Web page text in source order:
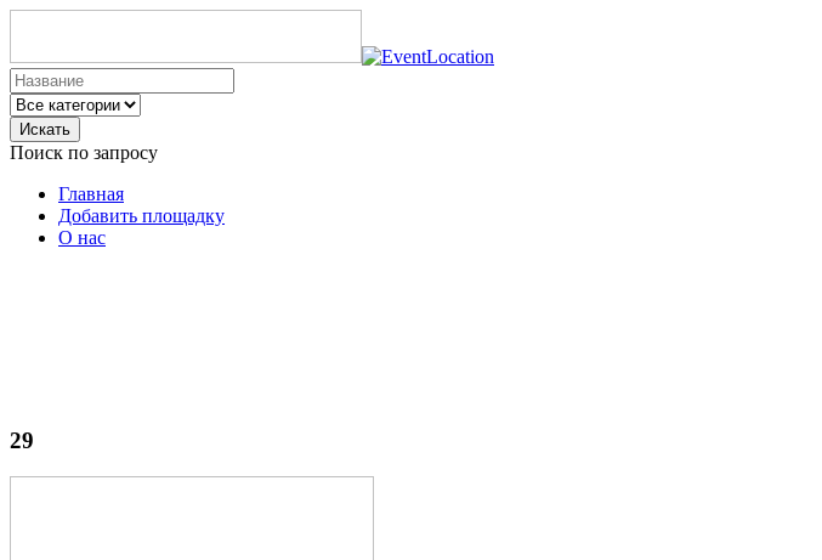
Искать
Поиск по запросу
Главная
Добавить площадку
О нас
29